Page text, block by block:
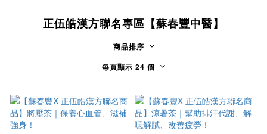
歡迎蒞臨【漢方職人】，立即加入會員，即可獲購物金200元喔~
正伍皓漢方聯名專區【蘇春豐中醫】
商品排序
每頁顯示 24 個